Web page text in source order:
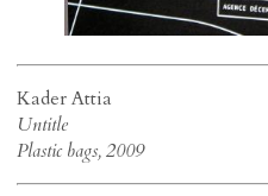
Kader Attia
Untitle
Plastic bags, 2009